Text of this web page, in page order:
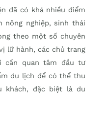
đã có khá nhiều điểm
nông nghiệp, sinh thái
theo một số chuyên
lữ hành, các chủ trang
cần quan tâm đầu tư
du lịch để có thể thu
khách, đặc biệt là du